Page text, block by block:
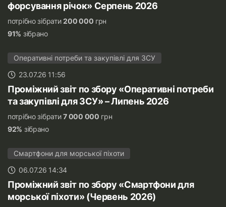
форсування річок» Серпень 2026
потрібно зібрати200 000 грн
91% зібрано
Оперативні потреби та закупівлі для ЗСУ
23.07.26 11:56
Проміжний звіт по збору «Оперативні потреби
та закупівлі для ЗСУ» – Липень 2026
потрібно зібрати7 000 000 грн
92% зібрано
Смартфони для морської піхоти
06.07.26 14:34
Проміжний звіт по збору «Смартфони для
морської піхоти» (Червень 2026)